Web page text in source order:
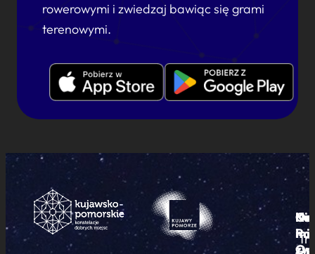
rowerowymi i zwiedzaj bawiąc się grami
terenowymi.
i